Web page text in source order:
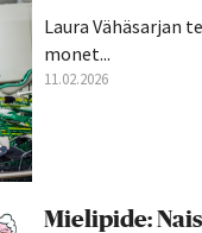
Laura Vähäsarjan
monet...
11.02.2026
Mielipide: